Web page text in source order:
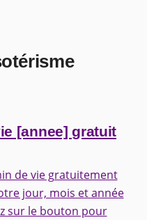
[annee] gratuit
de vie gratuitement
jour, mois et année
sur le bouton pour